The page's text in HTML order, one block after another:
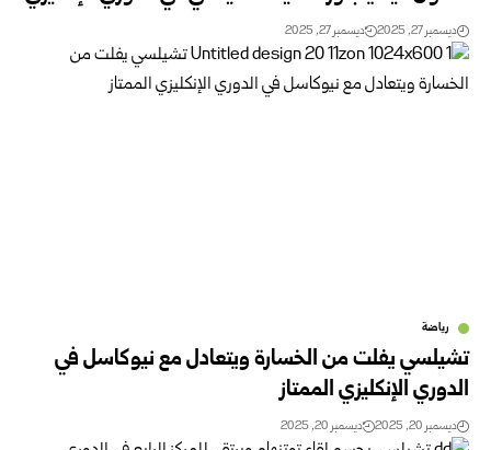
ديسمبر 27, 2025 ديسمبر 27, 2025
رياضة
تشيلسي يفلت من الخسارة ويتعادل مع نيوكاسل في
الدوري الإنكليزي الممتاز
ديسمبر 20, 2025 ديسمبر 20, 2025